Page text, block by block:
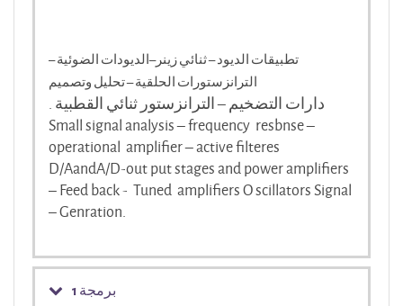
تطبيقات الديود – ثنائي زينر–الديودات الضوئية –
الترانزستورات الحلقية – تحليل وتصميم
دارات التضخيم – الترانزستور ثنائي القطبية .
Small signal analysis – frequency resbnse –
operational amplifier – active filteres
D/AandA/D-out put stages and power amplifiers
– Feed back - Tuned amplifiers O scillators Signal
– Genration.
برمجة 1